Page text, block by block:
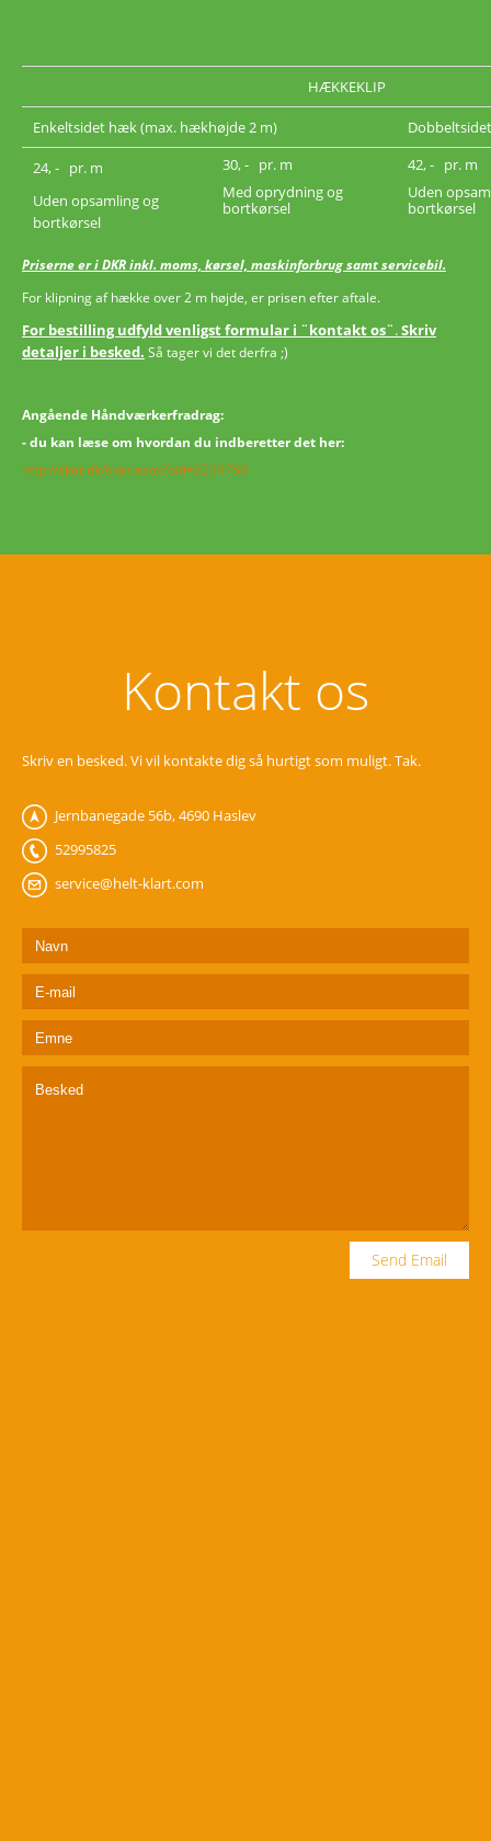
HÆKKEKLIP
Enkeltsidet hæk (max. hækhøjde 2 m)
24, - pr. m
Uden opsamling og
bortkørsel
30, - pr. m
Med oprydning og
bortkørsel
42, - pr. m
Uden
bortkørsel
Priserne er i DKR inkl. moms, kørsel, maskinforbrug samt servicebil.
For klipning af hække over 2 m højde, er prisen efter aftale.
For bestilling udfyld venligst formular i ¨kontakt os¨.Skriv
detaljer i besked. Så tager vi det derfra ;)
Angående Håndværkerfradrag:
- du kan læse om hvordan du indberetter det her:
http://skat.dk/skat.aspx?oid=2234759
Kontakt os
Skriv en besked. Vi vil kontakte dig så hurtigt som muligt. Tak.
Jernbanegade 56b, 4690 Haslev
‎52995825
service@helt-klart.com
Send Email